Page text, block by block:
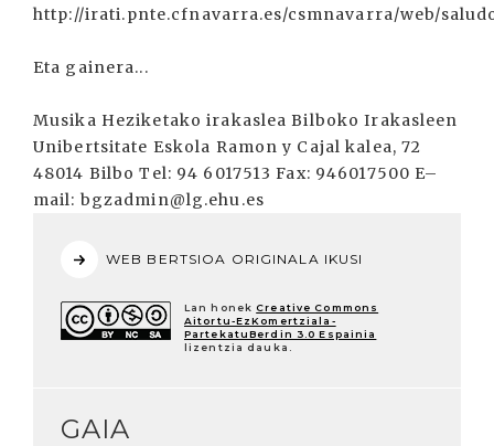
http://irati.pnte.cfnavarra.es/csmnavarra/web/
Eta gainera...
Musika Heziketako irakaslea Bilboko Irakasleen
Unibertsitate Eskola Ramon y Cajal kalea, 72
48014 Bilbo Tel: 94 6017513 Fax: 946017500 E–
mail: bgzadmin@lg.ehu.es
WEB BERTSIOA ORIGINALA IKUSI
Lan honek Creative Commons
Aitortu-EzKomertziala-
PartekatuBerdin 3.0 Espainia
lizentzia dauka.
GAIA